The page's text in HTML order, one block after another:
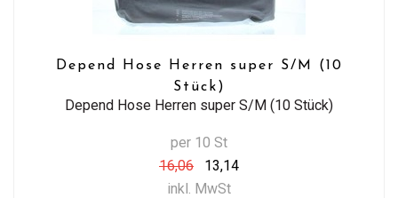
Depend Hose Herren super S/M (10
Stück)
Depend Hose Herren super S/M (10 Stück)
per 10 St
16,06
13,14
inkl. MwSt